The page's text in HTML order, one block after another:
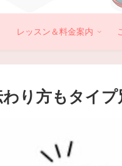
レッスン＆料金案内
り方もタイ